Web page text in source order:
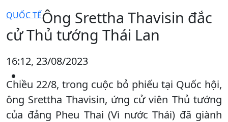
QUỐC TẾÔng Srettha Thavisin đắc
cử Thủ tướng Thái Lan
16:12, 23/08/2023
Chiều 22/8, trong cuộc bỏ phiếu tại Quốc hội,
ông Srettha Thavisin, ứng cử viên Thủ tướng
của đảng Pheu Thai (Vì nước Thái) đã giành